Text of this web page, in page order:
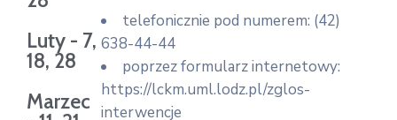
Luty - 7,
18, 28
Marzec
telefonicznie pod numerem: (42)
638-44-44
poprzez formularz internetowy:
https://lckm.uml.lodz.pl/zglos-
interwencje